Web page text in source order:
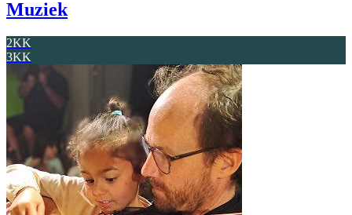
Muziek
2KK
3KK